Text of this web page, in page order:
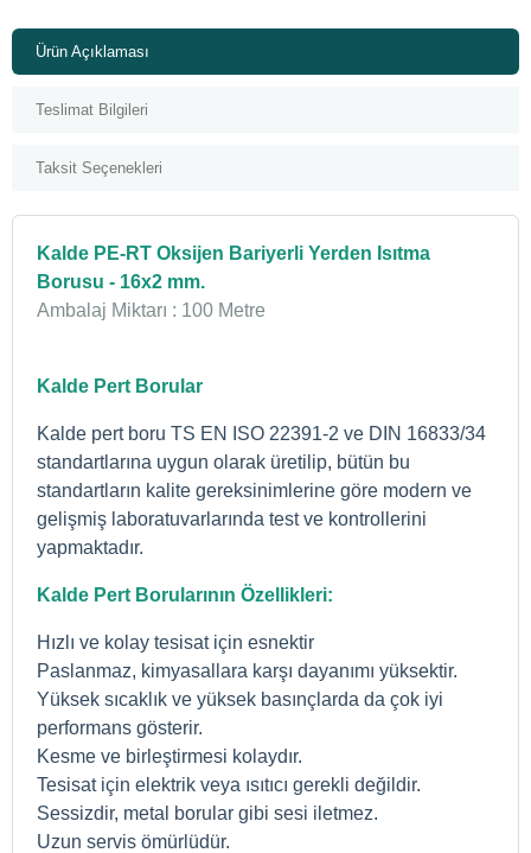
Ürün Açıklaması
Teslimat Bilgileri
Taksit Seçenekleri
Kalde PE-RT Oksijen Bariyerli Yerden Isıtma
Borusu - 16x2 mm.
Ambalaj Miktarı : 100 Metre
Kalde Pert Borular
Kalde pert boru TS EN ISO 22391-2 ve DIN 16833/34
standartlarına uygun olarak üretilip, bütün bu
standartların kalite gereksinimlerine göre modern ve
gelişmiş laboratuvarlarında test ve kontrollerini
yapmaktadır.
Kalde Pert Borularının Özellikleri:
Hızlı ve kolay tesisat için esnektir
Paslanmaz, kimyasallara karşı dayanımı yüksektir.
Yüksek sıcaklık ve yüksek basınçlarda da çok iyi
performans gösterir.
Kesme ve birleştirmesi kolaydır.
Tesisat için elektrik veya ısıtıcı gerekli değildir.
Sessizdir, metal borular gibi sesi iletmez.
Uzun servis ömürlüdür.